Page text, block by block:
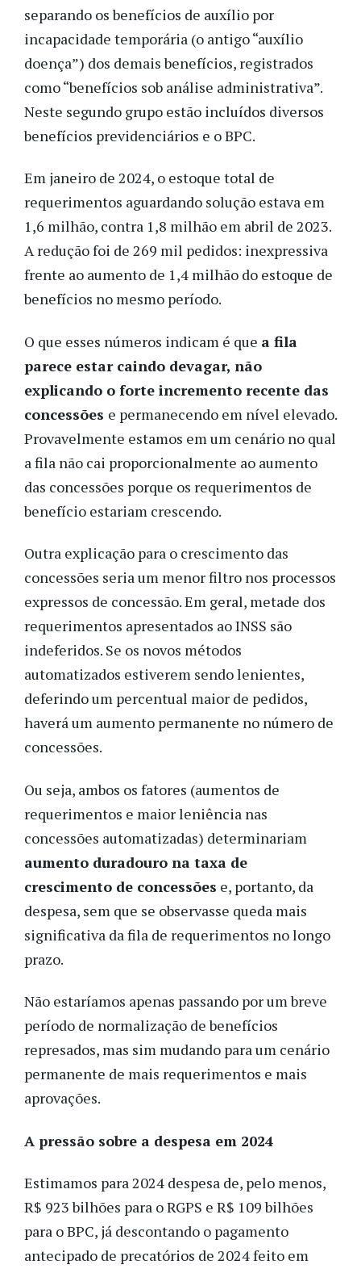
separando os benefícios de auxílio por
incapacidade temporária (o antigo “auxílio
doença”) dos demais benefícios, registrados
como “benefícios sob análise administrativa”.
Neste segundo grupo estão incluídos diversos
benefícios previdenciários e o BPC.
Em janeiro de 2024, o estoque total de
requerimentos aguardando solução estava em
1,6 milhão, contra 1,8 milhão em abril de 2023.
A redução foi de 269 mil pedidos: inexpressiva
frente ao aumento de 1,4 milhão do estoque de
benefícios no mesmo período.
O que esses números indicam é que a fila
parece estar caindo devagar, não
explicando o forte incremento recente das
concessões e permanecendo em nível elevado.
Provavelmente estamos em um cenário no qual
a fila não cai proporcionalmente ao aumento
das concessões porque os requerimentos de
benefício estariam crescendo.
Outra explicação para o crescimento das
concessões seria um menor filtro nos processos
expressos de concessão. Em geral, metade dos
requerimentos apresentados ao INSS são
indeferidos. Se os novos métodos
automatizados estiverem sendo lenientes,
deferindo um percentual maior de pedidos,
haverá um aumento permanente no número de
concessões.
Ou seja, ambos os fatores (aumentos de
requerimentos e maior leniência nas
concessões automatizadas) determinariam
aumento duradouro na taxa de
crescimento de concessões e, portanto, da
despesa, sem que se observasse queda mais
significativa da fila de requerimentos no longo
prazo.
Não estaríamos apenas passando por um breve
período de normalização de benefícios
represados, mas sim mudando para um cenário
permanente de mais requerimentos e mais
aprovações.
A pressão sobre a despesa em 2024
Estimamos para 2024 despesa de, pelo menos,
R$ 923 bilhões para o RGPS e R$ 109 bilhões
para o BPC, já descontando o pagamento
antecipado de precatórios de 2024 feito em